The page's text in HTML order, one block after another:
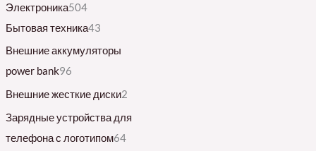
Электроника504
Бытовая техника43
Внешние аккумуляторы
power bank96
Внешние жесткие диски2
Зарядные устройства для
телефона с логотипом64